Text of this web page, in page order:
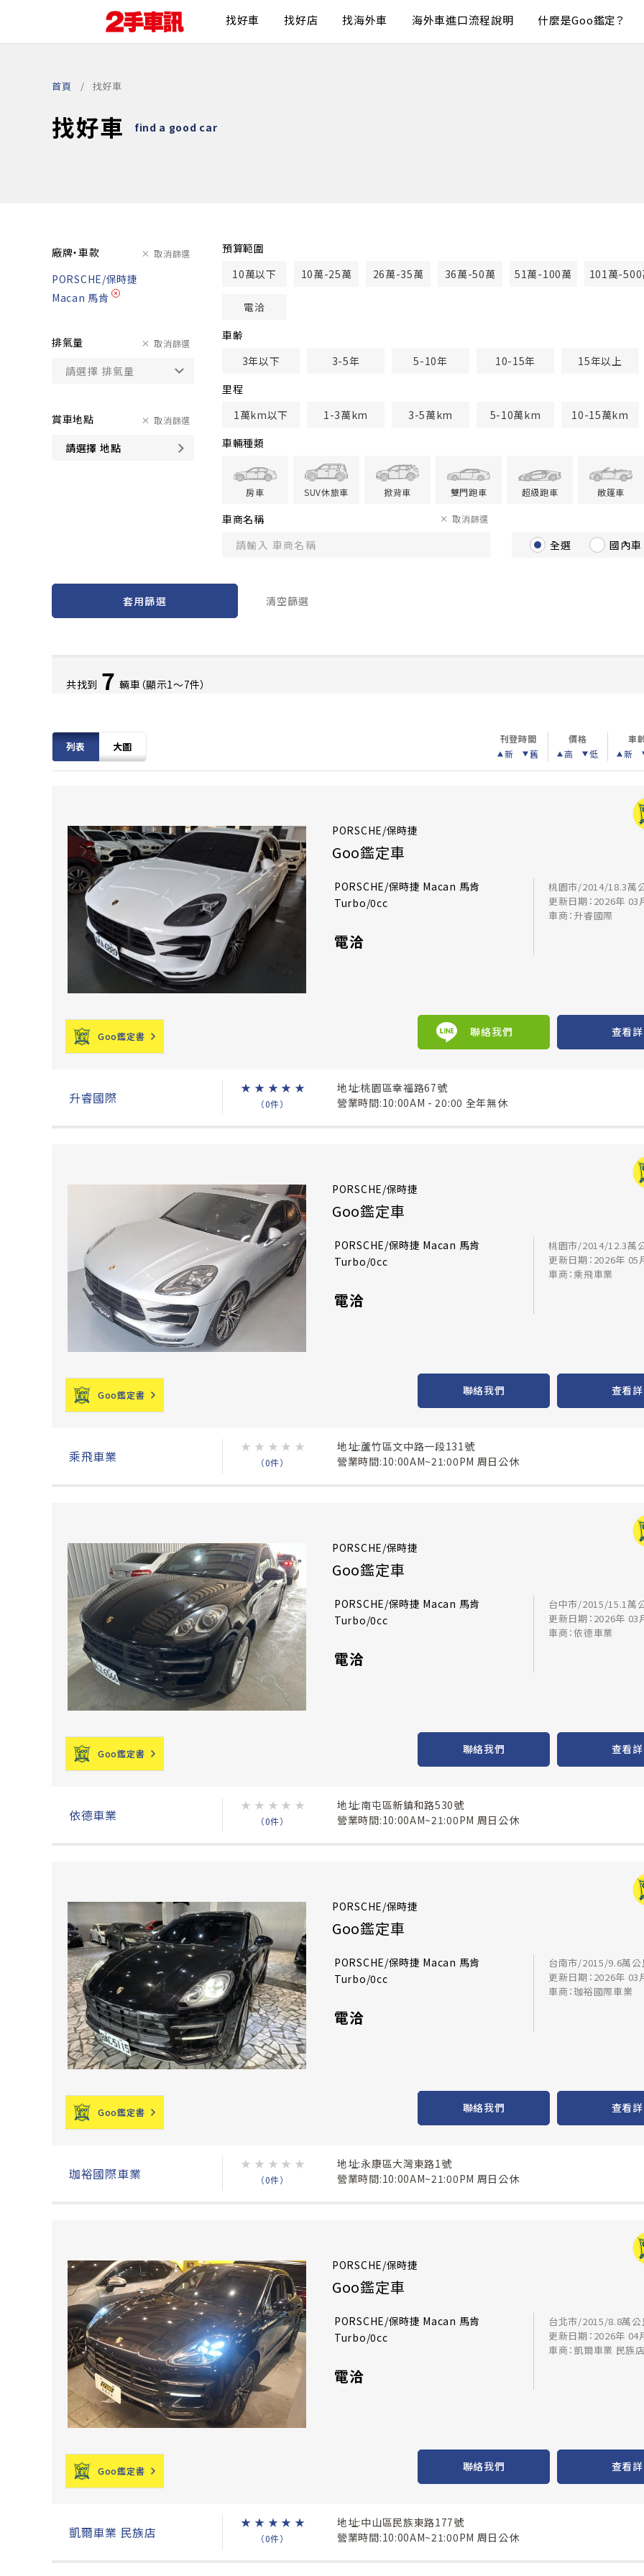
找好車 找好店 找海外車 海外車進口流程說明 什麼是Goo鑑定？
首頁 找好車
找好車 find a good car
廠牌・車款 取消篩選
PORSCHE/保時捷
Macan 馬肯
排氣量 取消篩選
賞車地點
請選擇 地點
取消篩選
預算範圍
10萬以下
10萬-25萬 26萬-35萬 36萬-50萬 51萬-100萬 101萬-500
電洽
車齢
3年以下
3-5年 5-10年 10-15年
15年以上
里程
1萬km以下
1-3萬km 3-5萬km 5-10萬km
10-15萬km
車輛種類
房車 SUV休旅車 掀背車 雙門跑車 超級跑車 敞篷車
車商名稱 取消篩選
全選 國內車
套用篩選 清空篩選
共找到 7 輛車（顯示1〜7件）
列表 大圖
刊登時間
新
舊
價格
高
低
車
新
PORSCHE/保時捷
Goo鑑定車
PORSCHE/保時捷 Macan 馬肯
Turbo/0cc
電洽
桃園市/2014/18.3萬
更新日期：2026年 03
車商：升睿國際
Goo鑑定書 聯絡我們 查看
升睿國際
★ ★ ★ ★ ★
（0件）
地址:桃園區幸福路67號
營業時間:10:00AM - 20:00 全年無休
PORSCHE/保時捷
Goo鑑定車
PORSCHE/保時捷 Macan 馬肯
Turbo/0cc
電洽
桃園市/2014/12.3萬
更新日期：2026年 05
車商：乘飛車業
Goo鑑定書 聯絡我們 查看
乘飛車業
★ ★ ★ ★ ★
（0件）
地址:蘆竹區文中路一段131號
營業時間:10:00AM~21:00PM 周日公休
PORSCHE/保時捷
Goo鑑定車
PORSCHE/保時捷 Macan 馬肯
Turbo/0cc
電洽
台中市/2015/15.1萬
更新日期：2026年 03
車商：依德車業
Goo鑑定書 聯絡我們 查看
依德車業
★ ★ ★ ★ ★
（0件）
地址:南屯區新鎮和路530號
營業時間:10:00AM~21:00PM 周日公休
PORSCHE/保時捷
Goo鑑定車
PORSCHE/保時捷 Macan 馬肯
Turbo/0cc
電洽
台南市/2015/9.6萬公
更新日期：2026年 03
車商：珈裕國際車業
Goo鑑定書 聯絡我們 查看
珈裕國際車業
★ ★ ★ ★ ★
（0件）
地址:永康區大灣東路1號
營業時間:10:00AM~21:00PM 周日公休
PORSCHE/保時捷
Goo鑑定車
PORSCHE/保時捷 Macan 馬肯
Turbo/0cc
電洽
台北市/2015/8.8萬公
更新日期：2026年 04
車商：凱爾車業 民族
Goo鑑定書 聯絡我們 查看
凱爾車業 民族店
★ ★ ★ ★ ★
（0件）
地址:中山區民族東路177號
營業時間:10:00AM~21:00PM 周日公休